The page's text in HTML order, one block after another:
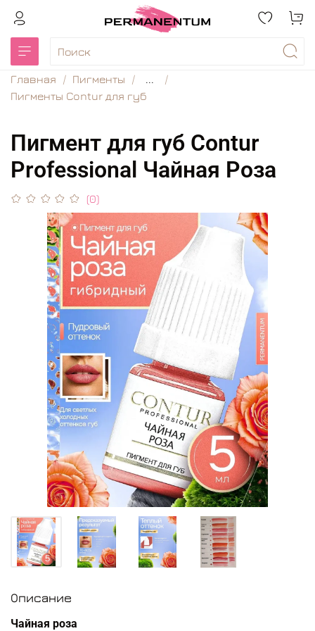
Главная Пигменты
...
Пигменты Contur для губ
Пигмент для губ Contur
Professional Чайная Роза
(0)
Описание
Чайная роза